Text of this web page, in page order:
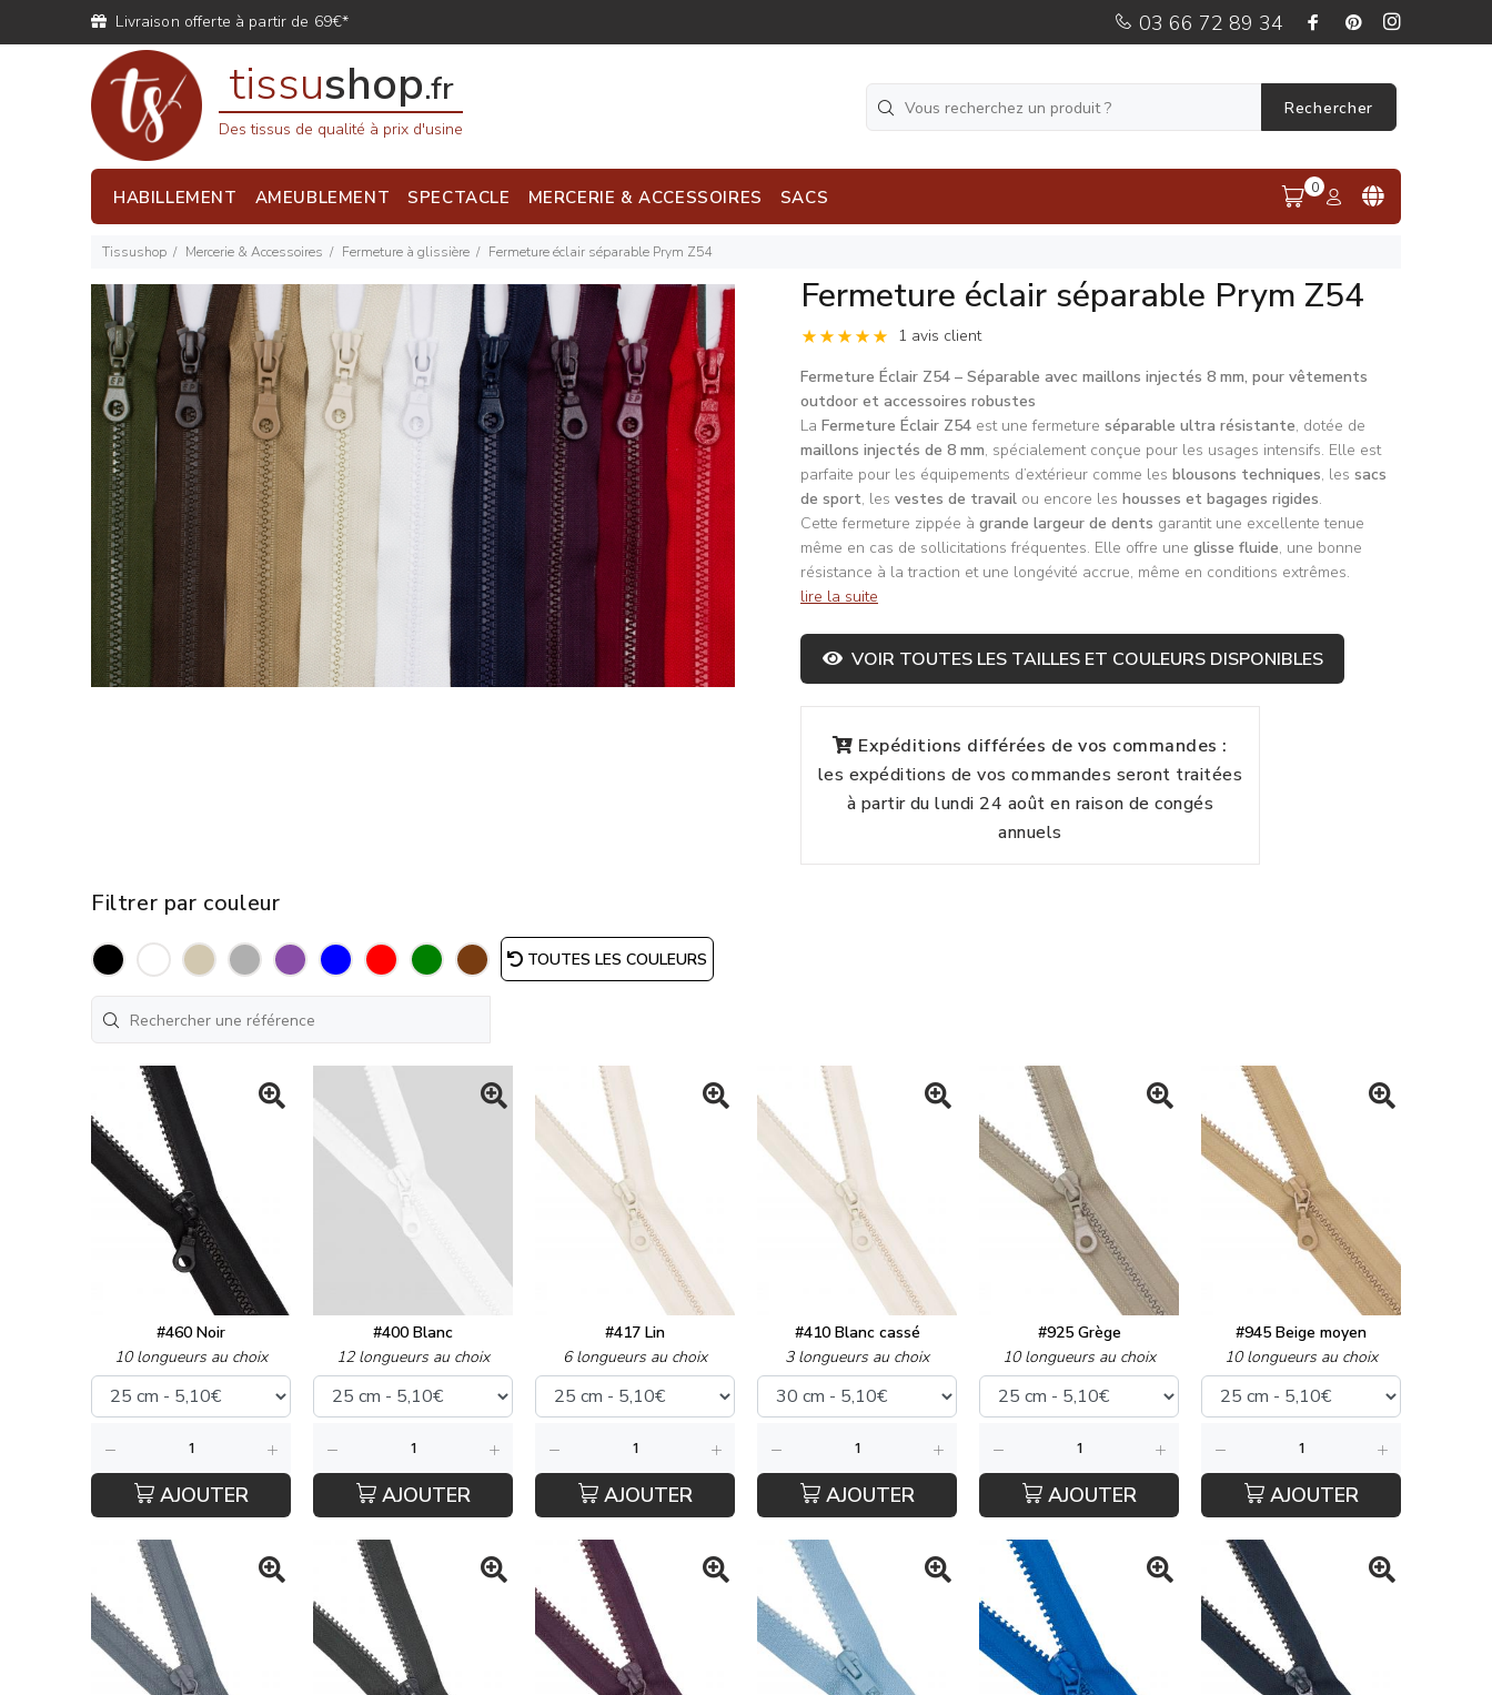
Livraison offerte à partir de 69€* 03 66 72 89 34
tissushop.fr
Des tissus de qualité à prix d'usine
Rechercher
HABILLEMENT AMEUBLEMENT SPECTACLE MERCERIE & ACCESSOIRES SACS 0
Tissushop Mercerie & Accessoires Fermeture à glissière Fermeture éclair séparable Prym Z54
Fermeture éclair séparable Prym Z54
1 avis client
Fermeture Éclair Z54 – Séparable avec maillons injectés 8 mm, pour vêtements
outdoor et accessoires robustes
La Fermeture Éclair Z54 est une fermeture séparable ultra résistante, dotée de
maillons injectés de 8 mm, spécialement conçue pour les usages intensifs. Elle est
parfaite pour les équipements d’extérieur comme les blousons techniques, les sacs
de sport, les vestes de travail ou encore les housses et bagages rigides.
Cette fermeture zippée à grande largeur de dents garantit une excellente tenue
même en cas de sollicitations fréquentes. Elle offre une glisse fluide, une bonne
résistance à la traction et une longévité accrue, même en conditions extrêmes.
lire la suite
VOIR TOUTES LES TAILLES ET COULEURS DISPONIBLES
Expéditions différées de vos commandes :
les expéditions de vos commandes seront traitées
à partir du lundi 24 août en raison de congés
annuels
Filtrer par couleur
TOUTES LES COULEURS
#460 Noir
10 longueurs au choix
AJOUTER
#400 Blanc
12 longueurs au choix
AJOUTER
#417 Lin
6 longueurs au choix
AJOUTER
#410 Blanc cassé
3 longueurs au choix
AJOUTER
#925 Grège
10 longueurs au choix
AJOUTER
#945 Beige moyen
10 longueurs au choix
AJOUTER